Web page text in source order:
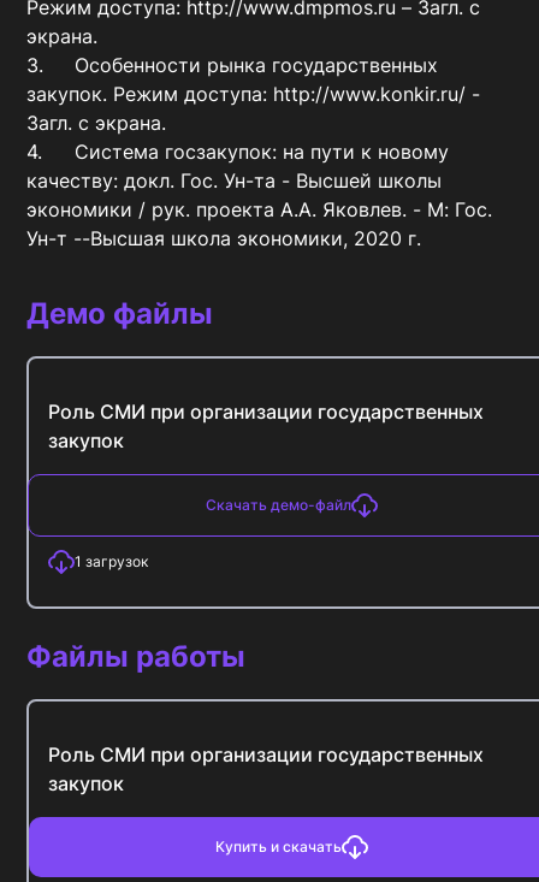
Режим доступа: http://www.dmpmos.ru – Загл. с
экрана.
3.	Особенности рынка государственных
закупок. Режим доступа: http://www.konkir.ru/ -
Загл. с экрана.
4.	Система госзакупок: на пути к новому
качеству: докл. Гос. Ун-та - Высшей школы
экономики / рук. проекта А.А. Яковлев. - М: Гос.
Ун-т --Высшая школа экономики, 2020 г.
Демо файлы
Роль СМИ при организации государственных
закупок
Скачать демо-файл
1 загрузок
Файлы работы
Роль СМИ при организации государственных
закупок
Купить и скачать